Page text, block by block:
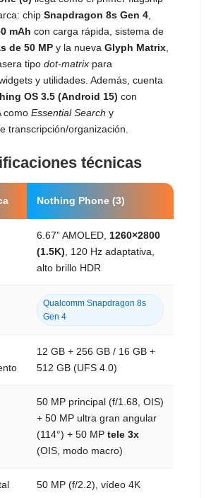
chip Snapdragon 8s Gen 4,
mAh con carga rápida, sistema de
de 50 MP y la nueva Glyph Matrix,
tipo dot‑matrix para
y utilidades. Además, cuenta
OS 3.5 (Android 15) con
como Essential Search y
transcripción/organización.
técnicas
Nothing Phone (3)
6.67” AMOLED, 1260×2800
(1.5K), 120 Hz adaptativa,
alto brillo HDR
Qualcomm Snapdragon 8s
Gen 4
12 GB + 256 GB / 16 GB +
512 GB (UFS 4.0)
50 MP principal (f/1.68, OIS)
+ 50 MP ultra gran angular
(114°) + 50 MP tele 3x
(OIS, modo macro)
50 MP (f/2.2), vídeo 4K